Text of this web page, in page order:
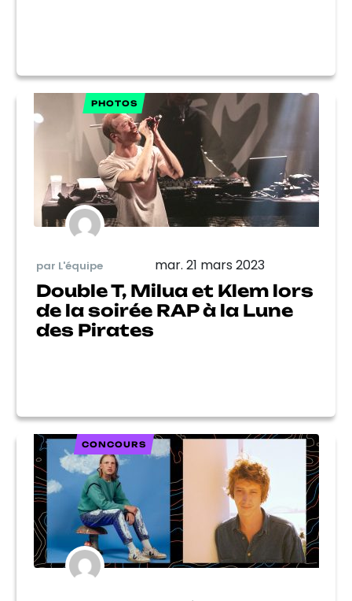
PHOTOS
par L'équipe mar. 21 mars 2023
Double T, Milua et Klem lors
de la soirée RAP à la Lune
des Pirates
CONCOURS